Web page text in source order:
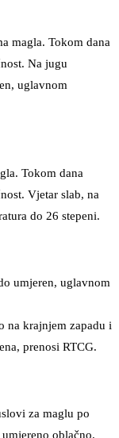
magla. Tokom dana
Na jugu
uglavnom
Tokom dana
Vjetar slab, na
do 26 stepeni.
umjeren, uglavnom
na krajnjem zapadu i
prenosi RTCG.
za maglu po
oblačno.